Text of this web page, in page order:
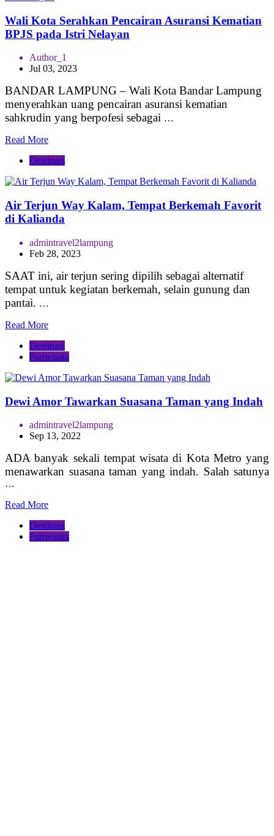
Wali Kota Serahkan Pencairan Asuransi Kematian
BPJS pada Istri Nelayan
Author_1
Jul 03, 2023
BANDAR LAMPUNG – Wali Kota Bandar Lampung
menyerahkan uang pencairan asuransi kematian
sahkrudin yang berpofesi sebagai …
Read More
Destinasi
Air Terjun Way Kalam, Tempat Berkemah Favorit
di Kalianda
admintravel2lampung
Feb 28, 2023
SAAT ini, air terjun sering dipilih sebagai alternatif
tempat untuk kegiatan berkemah, selain gunung dan
pantai. …
Read More
Destinasi
Pariwisata
Dewi Amor Tawarkan Suasana Taman yang Indah
admintravel2lampung
Sep 13, 2022
ADA banyak sekali tempat wisata di Kota Metro yang
menawarkan suasana taman yang indah. Salah satunya
…
Read More
Destinasi
Pariwisata